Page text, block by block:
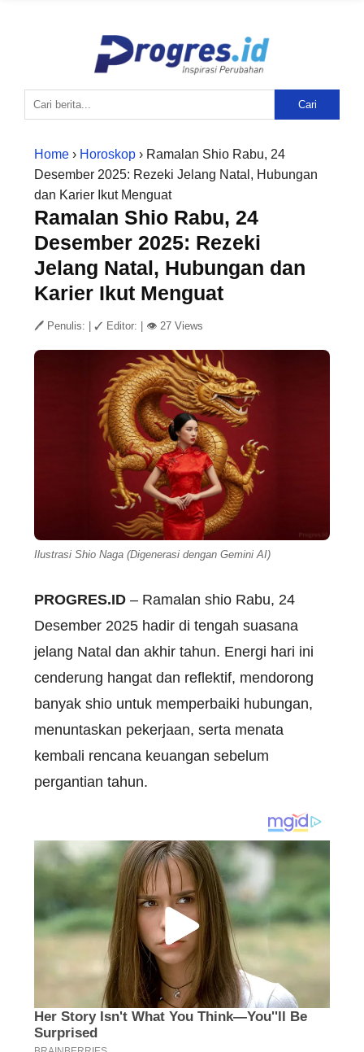
Cari
Home › Horoskop › Ramalan Shio Rabu, 24
Desember 2025: Rezeki Jelang Natal, Hubungan
dan Karier Ikut Menguat
Ramalan Shio Rabu, 24
Desember 2025: Rezeki
Jelang Natal, Hubungan dan
Karier Ikut Menguat
🖊 Penulis: ✓ Editor: 👁 27 Views
Ilustrasi Shio Naga (Digenerasi dengan Gemini AI)
PROGRES.ID – Ramalan shio Rabu, 24
Desember 2025 hadir di tengah suasana
jelang Natal dan akhir tahun. Energi hari ini
cenderung hangat dan reflektif, mendorong
banyak shio untuk memperbaiki hubungan,
menuntaskan pekerjaan, serta menata
kembali rencana keuangan sebelum
pergantian tahun.